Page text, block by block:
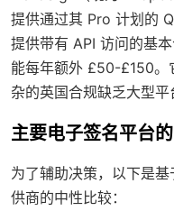
提供通过其 Pro 计划的
提供带有 API 访问的基
能每年额外 £50-£150。
杂的英国合规缺乏大型平
主要电子签名平台
为了辅助决策，以下是
供商的中性比较：